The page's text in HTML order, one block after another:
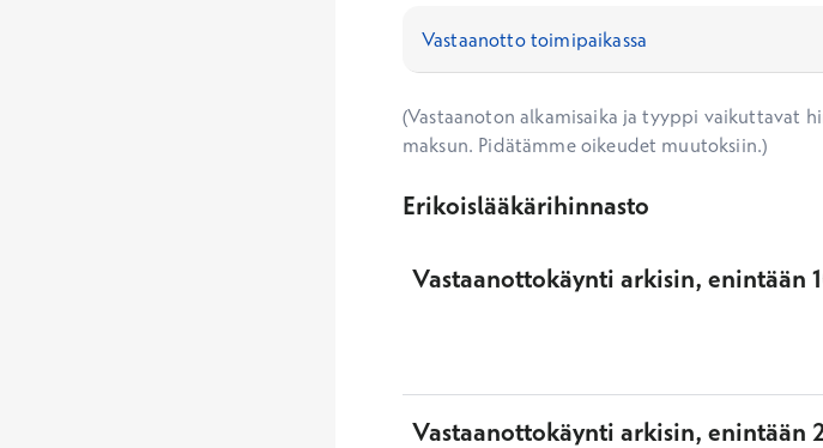
(Vastaanoton alkamisaika ja tyyppi vaikuttavat
maksun. Pidätämme oikeudet muutoksiin.)
Erikoislääkärihinnasto
Vastaanottokäynti arkisin, enintään
Vastaanottokäynti arkisin, enintään